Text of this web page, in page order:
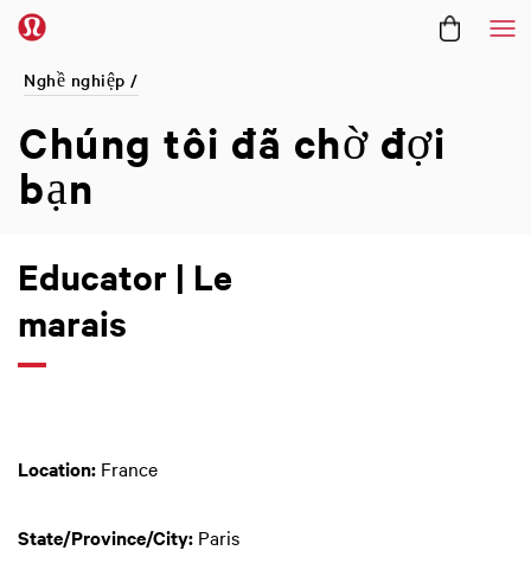
Nghề nghiệp /
Chúng tôi đã chờ đợi
bạn
Educator | Le
marais
Location: France
State/Province/City: Paris